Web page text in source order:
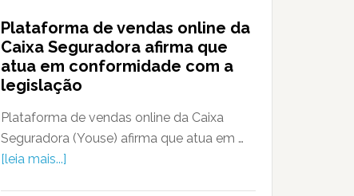
Plataforma de vendas online da
Caixa Seguradora afirma que
atua em conformidade com a
legislação
Plataforma de vendas online da Caixa
Seguradora (Youse) afirma que atua em …
[leia mais...]